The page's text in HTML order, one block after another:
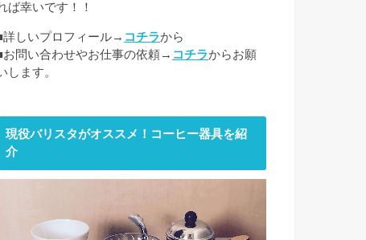
ば幸いです！！
詳しいプロフィール→ コチラから
お問い合わせやお仕事の依頼→ コチラからお願
します。
現役バリスタがオススメ！コーヒー器具を紹
介